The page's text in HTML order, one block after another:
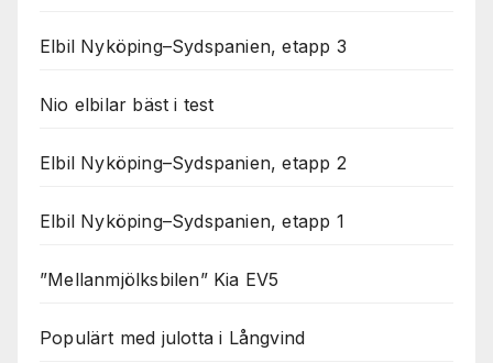
Elbil Nyköping–Sydspanien, etapp 3
Nio elbilar bäst i test
Elbil Nyköping–Sydspanien, etapp 2
Elbil Nyköping–Sydspanien, etapp 1
”Mellanmjölksbilen” Kia EV5
Populärt med julotta i Långvind